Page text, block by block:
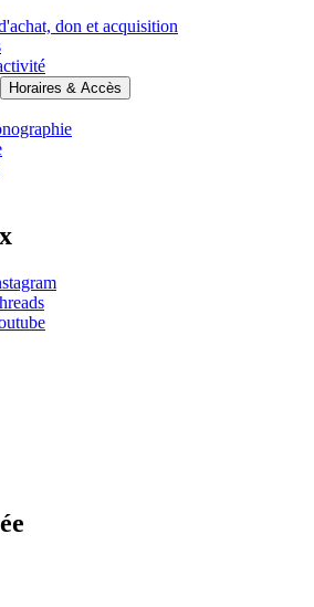
don et acquisition
Horaires & Accès